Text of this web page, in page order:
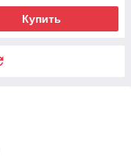
Купить